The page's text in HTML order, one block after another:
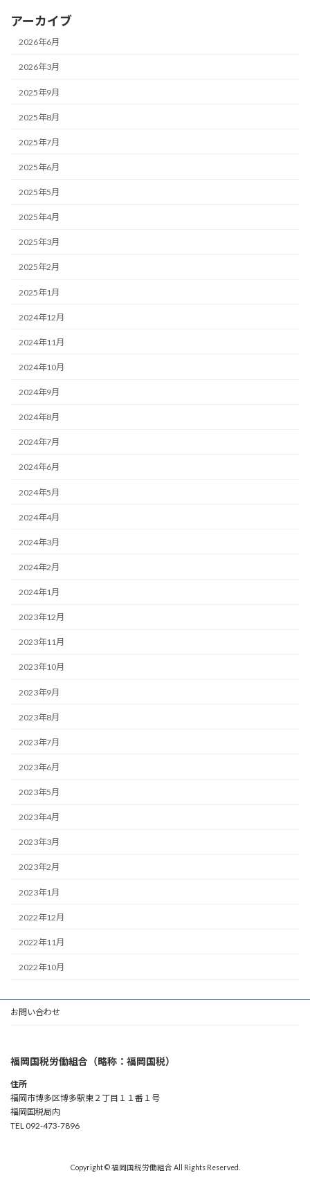
アーカイブ
2026年6月
2026年3月
2025年9月
2025年8月
2025年7月
2025年6月
2025年5月
2025年4月
2025年3月
2025年2月
2025年1月
2024年12月
2024年11月
2024年10月
2024年9月
2024年8月
2024年7月
2024年6月
2024年5月
2024年4月
2024年3月
2024年2月
2024年1月
2023年12月
2023年11月
2023年10月
2023年9月
2023年8月
2023年7月
2023年6月
2023年5月
2023年4月
2023年3月
2023年2月
2023年1月
2022年12月
2022年11月
2022年10月
お問い合わせ
福岡国税労働組合（略称：福岡国税）
住所
福岡市博多区博多駅東２丁目１１番１号
福岡国税局内
TEL 092-473-7896
Copyright © 福岡国税労働組合 All Rights Reserved.